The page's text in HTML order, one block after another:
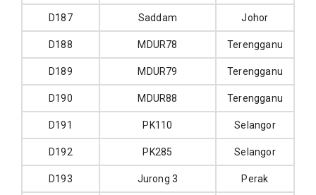
D187 Saddam Johor
D188 MDUR78 Terengganu
D189 MDUR79 Terengganu
D190 MDUR88 Terengganu
D191 PK110 Selangor
D192 PK285 Selangor
D193 Jurong 3 Perak